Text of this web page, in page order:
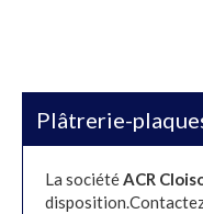
Plâtrerie-
La sociétéACR